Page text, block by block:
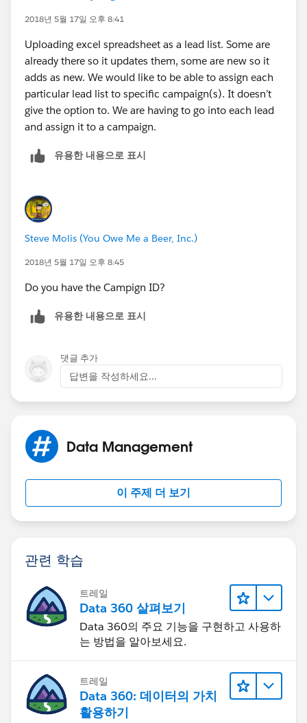
2018년 5월 17일 오후 8:41
Uploading excel spreadsheet as a lead list. Some are
already there so it updates them, some are new so it
adds as new. We would like to be able to assign each
particular lead list to specific campaign(s). It doesn’t
give the option to. We are having to go into each lead
and assign it to a campaign.
유용한 내용으로 표시
Steve Molis (You Owe Me a Beer, Inc.)
2018년 5월 17일 오후 8:45
Do you have the Campign ID?
유용한 내용으로 표시
댓글 추가
답변을 작성하세요...
Data Management
이 주제 더 보기
관련 학습
트레일
Data 360 살펴보기
Data 360의 주요 기능을 구현하고 사용하
는 방법을 알아보세요.
트레일
Data 360: 데이터의 가치
활용하기